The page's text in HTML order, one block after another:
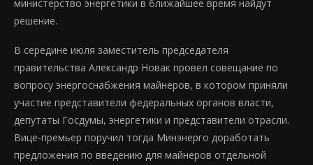
министерство энергетики в ближайшее время найдут
решение.
В середине июля заместитель председателя
правительства Александр Новак провел совещание по
вопросу энергоснабжения майнеров, в котором приняли
участие представители федеральных органов власти,
депутаты Госдумы, энергетики и представители отрасли.
Вице-премьер поручил тогда Минэнерго доработать
предложения по введению для майнеров отдельной